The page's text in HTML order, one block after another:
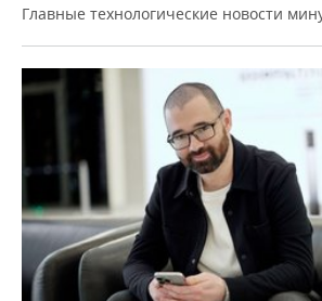
Главные технологические новости